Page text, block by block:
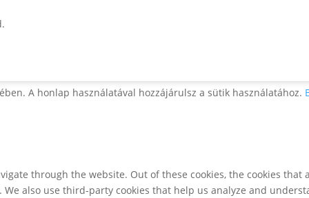
A honlap használatával hozzájárulsz a sütik használatához.
through the website. Out of these cookies, the cookies
also use third-party cookies that help us analyze and